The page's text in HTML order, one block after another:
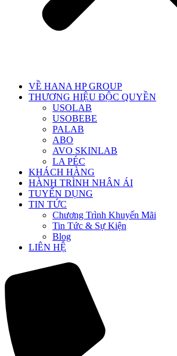
VỀ HANA HP GROUP
THƯƠNG HIỆU ĐỘC QUYỀN
USOLAB
USOBEBE
PALAB
ABO
AVO SKINLAB
LA PÉC
KHÁCH HÀNG
HÀNH TRÌNH NHÂN ÁI
TUYỂN DỤNG
TIN TỨC
Chương Trình Khuyến Mãi
Tin Tức & Sự Kiện
Blog
LIÊN HỆ